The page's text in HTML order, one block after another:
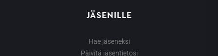
JÄSENILLE
Hae jäseneksi
Päivitä jäsentietosi